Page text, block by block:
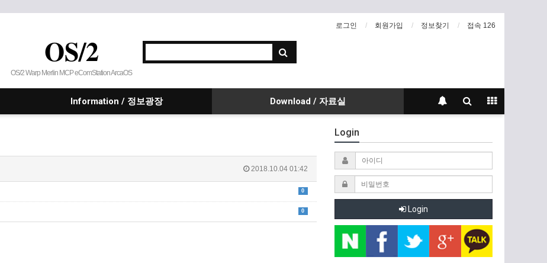
로그인 회원가입 정보찾기 접속 126
OS/2
OS/2 Warp Merlin MCP eComStation ArcaOS
Information / 정보광장 Download / 자료실
2018.10.04 01:42
0
0
Login
Login